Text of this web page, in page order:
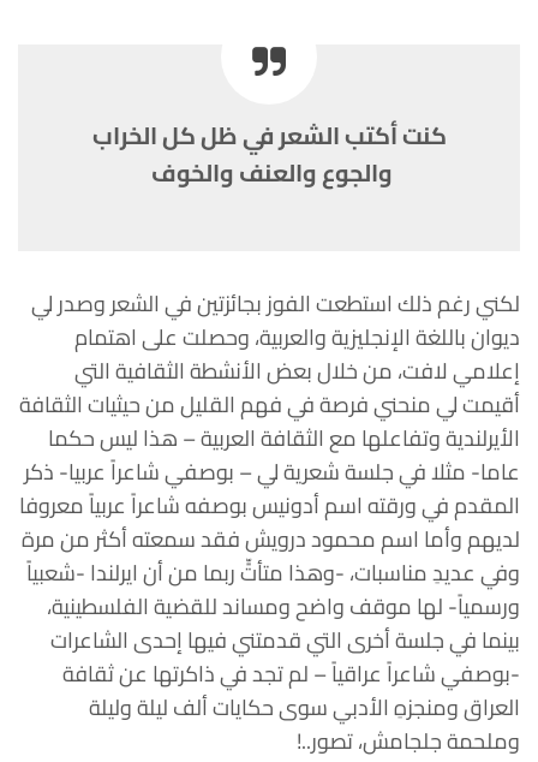
كنت أكتب الشعر في ظل كل الخراب
والجوع والعنف والخوف
لكني رغم ذلك استطعت الفوز بجائزتين في الشعر وصدر لي
ديوان باللغة الإنجليزية والعربية، وحصلت على اهتمام
إعلامي لافت، من خلال بعض الأنشطة الثقافية التي
أقيمت لي منحني فرصة في فهم القليل من حيثيات الثقافة
الأيرلندية وتفاعلها مع الثقافة العربية – هذا ليس حكما
عاما- مثلا في جلسة شعرية لي – بوصفي شاعراً عربيا- ذكر
المقدم في ورقته اسم أدونيس بوصفه شاعراً عربياً معروفا
لديهم وأما اسم محمود درويش فقد سمعته أكثر من مرة
وفي عديدِ مناسبات، -وهذا متأتٍّ ربما من أن ايرلندا -شعبياً
ورسمياً- لها موقف واضح ومساند للقضية الفلسطينية،
بينما في جلسة أخرى التي قدمتني فيها إحدى الشاعرات
-بوصفي شاعراً عراقياً – لم تجد في ذاكرتها عن ثقافة
العراق ومنجزهِ الأدبي سوى حكايات ألف ليلة وليلة
وملحمة جلجامش، تصور..!